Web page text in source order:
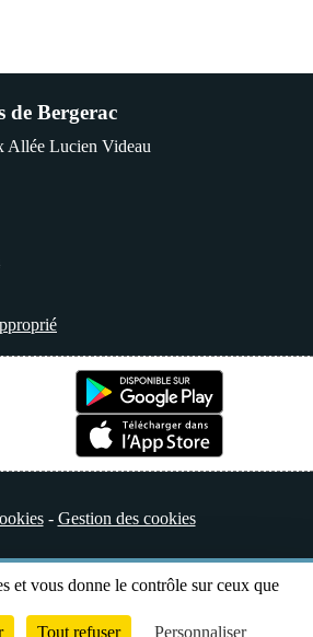
de Bergerac
Allée Lucien Videau
Gestion des cookies
et vous donne le contrôle sur ceux que
Tout refuser Personnaliser